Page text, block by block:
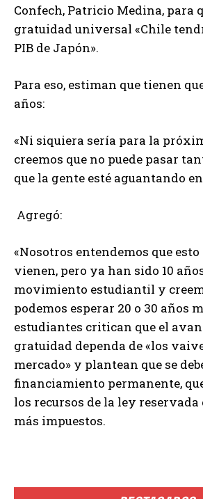
Confech, Patricio Medina, para
gratuidad universal «Chile
PIB de Japón».
Para eso, estiman que tienen
años:
«Ni siquiera sería para la
creemos que no puede pasar
que la gente esté aguantando
Agregó:
«Nosotros entendemos que esto
vienen, pero ya han sido 10
movimiento estudiantil y
podemos esperar 20 o 30 años
estudiantes critican que el
gratuidad dependa de «los
mercado» y plantean que se
financiamiento permanente,
los recursos de la ley reservada
más impuestos.